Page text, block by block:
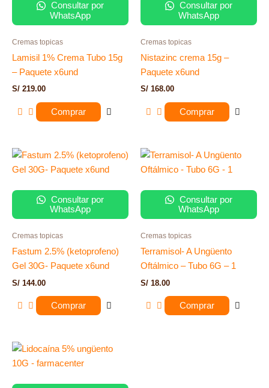
Consultar por
WhatsApp
Cremas topicas
Lamisil 1% Crema Tubo 15g
– Paquete x6und
S/ 219.00
Comprar
Consultar por
WhatsApp
Cremas topicas
Nistazinc crema 15g –
Paquete x6und
S/ 168.00
Comprar
Consultar por
WhatsApp
Cremas topicas
Fastum 2.5% (ketoprofeno)
Gel 30G- Paquete x6und
S/ 144.00
Comprar
Consultar por
WhatsApp
Cremas topicas
Terramisol- A Ungüento
Oftálmico – Tubo 6G – 1
S/ 18.00
Comprar